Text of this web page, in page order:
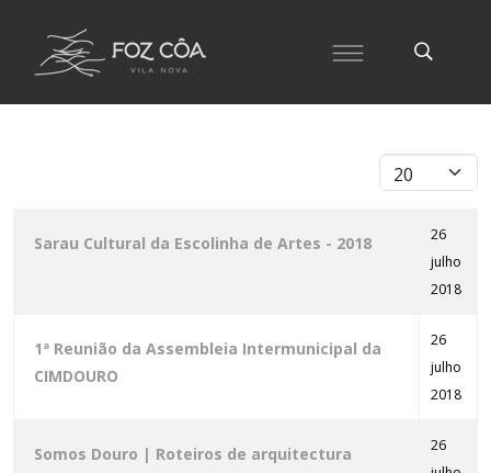
Qtd. a exibir
Sarau Cultural da Escolinha de Artes - 2018
26
julho
2018
1ª Reunião da Assembleia Intermunicipal da
CIMDOURO
26
julho
2018
Somos Douro | Roteiros de arquitectura
26